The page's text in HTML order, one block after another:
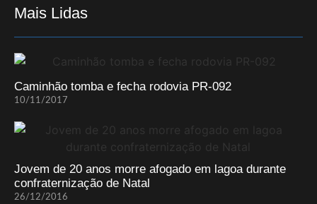
Mais Lidas
Caminhão tomba e fecha rodovia PR-092
10/11/2017
Jovem de 20 anos morre afogado em lagoa durante
confraternização de Natal
26/12/2016